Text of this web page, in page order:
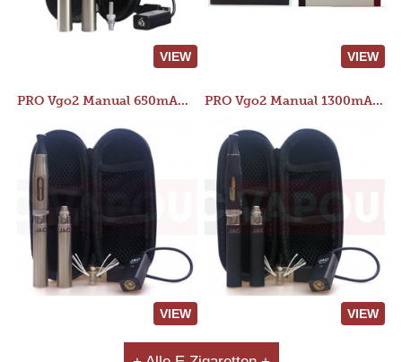
VIEW VIEW
PRO Vgo2 Manual 650mAh Kit
VIEW
PRO Vgo2 Manual 1300mAh Kit
VIEW